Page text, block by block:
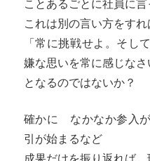
ことあるごとに社員に言
これは別の言い方をすれ
「常に挑戦せよ。そし
嫌な思いを常に感じなさ
となるのではないか？
確かに なかなか参入
引が始まるなど
成果だけを振り返れば